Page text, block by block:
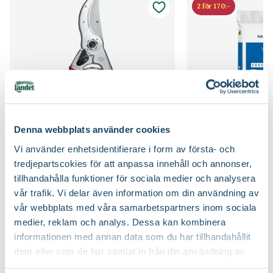
Denna webbplats använder cookies
Vi använder enhetsidentifierare i form av första- och
tredjepartscokies för att anpassa innehåll och annonser,
tillhandahålla funktioner för sociala medier och analysera
vår trafik. Vi delar även information om din användning av
vår webbplats med våra samarbetspartners inom sociala
medier, reklam och analys. Dessa kan kombinera
informationen med annan data som du har tillhandahållit
dem eller som de har samlat in från din användning av
Höjd på trädgårdsväxter
Kvalitet - typ av planta Solitär
Växtsätt
Bladfärg Mörkgrön
Blomningstid Februari, Mars, April, Maj
Fruktfärg Röd
Utmärkande egenskaper Doftar, För pollinatörer, Höstfärg
Vad betyder märkningen?
Vad är odlingszon?
Planteringsavstånd (cc)
Fuktig jord, Näringsrik jord, Väldränerad jord
Näring
Beskärningssätt Beskärning är inte nödvändig, Klipp bort
skadade, korsade och inåtväxande grenar
Beskärningstid Efter blomning, Juli-september (JAS-perioden)
Sekatör Felco 4
Felco
579:-
Slut i lager
Till Produkten
till Sekatör Felco 4 produktsida
2 för 170:-
Hasselfors P-
Hasselfors Garden
8990
Till